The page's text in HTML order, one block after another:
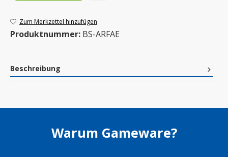
Zum Merkzettel hinzufügen
Produktnummer: BS-ARFAE
Beschreibung
Warum Gameware?